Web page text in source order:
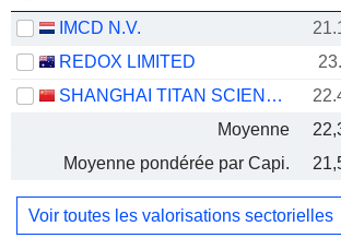
IMCD N.V.
REDOX LIMITED
SHANGHAI TITAN SCIENTIFIC CO., LTD.
Moyenne
Moyenne pondérée par Capi.
Voir toutes les valorisations sectorielles